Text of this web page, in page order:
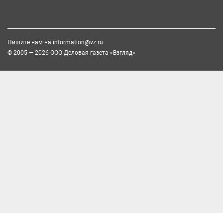
Пишите нам на information@vz.ru
© 2005 — 2026 ООО Деловая газета «Взгляд»